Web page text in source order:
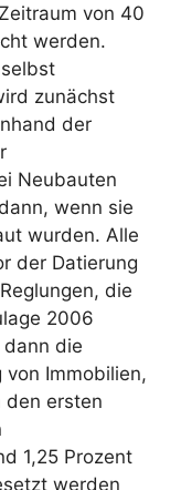
von 40
werden.
zunächst
der
Neubauten
wenn sie
wurden. Alle
der Datierung
die
2006
die
Immobilien,
den ersten
1,25 Prozent
werden